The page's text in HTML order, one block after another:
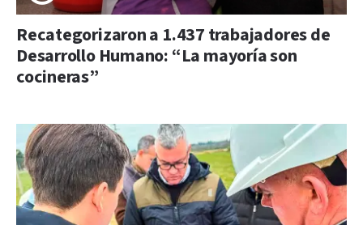
Recategorizaron a 1.437 trabajadores de
Desarrollo Humano: “La mayoría son
cocineras”